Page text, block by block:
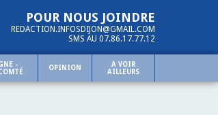
POUR NOUS JOINDRE
REDACTION.INFOSDIJON@GMAIL.COM
SMS AU 07.86.17.77.12
-
OPINION
A VOIR
AILLEURS